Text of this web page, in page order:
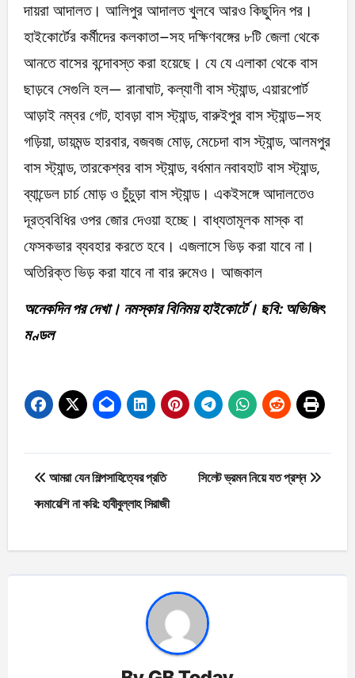
দায়রা আদালত। আলিপুর আদালত খুলবে আরও কিছুদিন পর।
হাইকোর্টের কর্মীদের কলকাতা–‌সহ দক্ষিণবঙ্গের ৮টি জেলা থেকে
আনতে বাসের বন্দোবস্ত করা হয়েছে। যে যে এলাকা থেকে বাস
ছাড়বে সেগুলি হল— রানাঘাট, কল্যাণী বাস স্ট্যান্ড, এয়ারপোর্ট
আড়াই নম্বর গেট, হাবড়া বাস স্ট্যান্ড, বারুইপুর বাস স্ট্যান্ড–‌সহ
গড়িয়া, ডায়মন্ড হারবার, বজবজ মোড়, মেচেদা বাস স্ট্যান্ড, আলমপুর
বাস স্ট্যান্ড, তারকেশ্বর বাস স্ট্যান্ড, বর্ধমান নবাবহাট বাস স্ট্যান্ড,
ব্যান্ডেল চার্চ মোড় ও চুঁচুড়া বাস স্ট্যান্ড। একইসঙ্গে আদালতেও
দূরত্ববিধির ওপর জোর দেওয়া হচ্ছে। বাধ্যতামূলক মাস্ক বা
ফেসকভার ব্যবহার করতে হবে। এজলাসে ভিড় করা যাবে না।
অতিরিক্ত ভিড় করা যাবে না বার রুমেও।‌‌‌ আজকাল
অনেকদিন পর দেখা। নমস্কার বিনিময় হাইকোর্টে। ছবি: অভিজিৎ
মণ্ডল
Post
navigation
আমরা যেন শিল্পসাহিত্যের প্রতি
বদমায়েশি না করি: হাবীবুল্লাহ সিরাজী
সিলেট ভ্রমন নিয়ে যত প্রশ্ন